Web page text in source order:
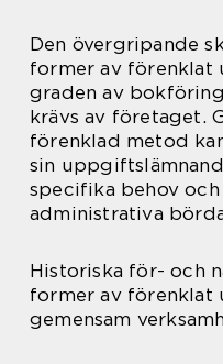
Den övergripande
former av förenklat
graden av
krävs av företaget.
förenklad metod
sin
specifika behov och
administrativa
Historiska för- och
former av förenklat
gemensam